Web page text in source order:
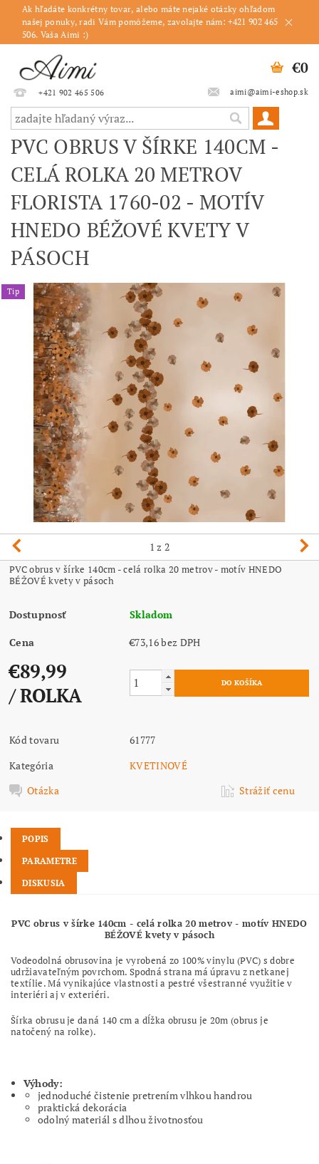
Ak hľadáte konkrétny tovar, alebo máte nejaké otázky ohľadom
našej ponuky, radi Vám pomôžeme, zavolajte nám: +421 902 465
506. Vaša Aimi :)
+421 902 465 506 aimi@aimi-eshop.sk
€0
PVC OBRUS V ŠÍRKE 140CM -
CELÁ ROLKA 20 METROV
FLORISTA 1760-02 - MOTÍV
HNEDO BÉŽOVÉ KVETY V
PÁSOCH
Tip
1 z 2
PVC obrus v šírke 140cm - celá rolka 20 metrov - motív HNEDO
BÉŽOVÉ kvety v pásoch
Dostupnosť Skladom
Cena €73,16 bez DPH
€89,99
/ ROLKA
Kód tovaru
61777
Kategória
KVETINOVÉ
Otázka
Strážiť cenu
POPIS
PARAMETRE
DISKUSIA
PVC obrus v šírke 140cm - celá rolka 20 metrov - motív HNEDO
BÉŽOVÉ kvety v pásoch
Vodeodolná obrusovina je vyrobená zo 100% vinylu (PVC) s dobre
udržiavateľným povrchom. Spodná strana má úpravu z netkanej
textílie. Má vynikajúce vlastnosti a pestré všestranné využitie v
interiéri aj v exteriéri.
Šírka obrusu je daná 140 cm a dĺžka obrusu je 20m (obrus je
natočený na rolke).
Výhody:
jednoduché čistenie pretrením vlhkou handrou
praktická dekorácia
odolný materiál s dlhou životnosťou